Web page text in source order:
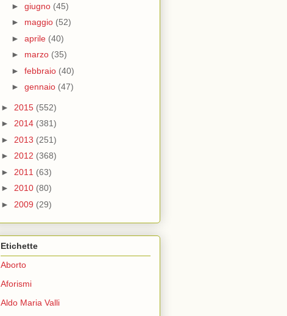
► giugno (45)
► maggio (52)
► aprile (40)
► marzo (35)
► febbraio (40)
► gennaio (47)
► 2015 (552)
► 2014 (381)
► 2013 (251)
► 2012 (368)
► 2011 (63)
► 2010 (80)
► 2009 (29)
Etichette
Aborto
Aforismi
Aldo Maria Valli